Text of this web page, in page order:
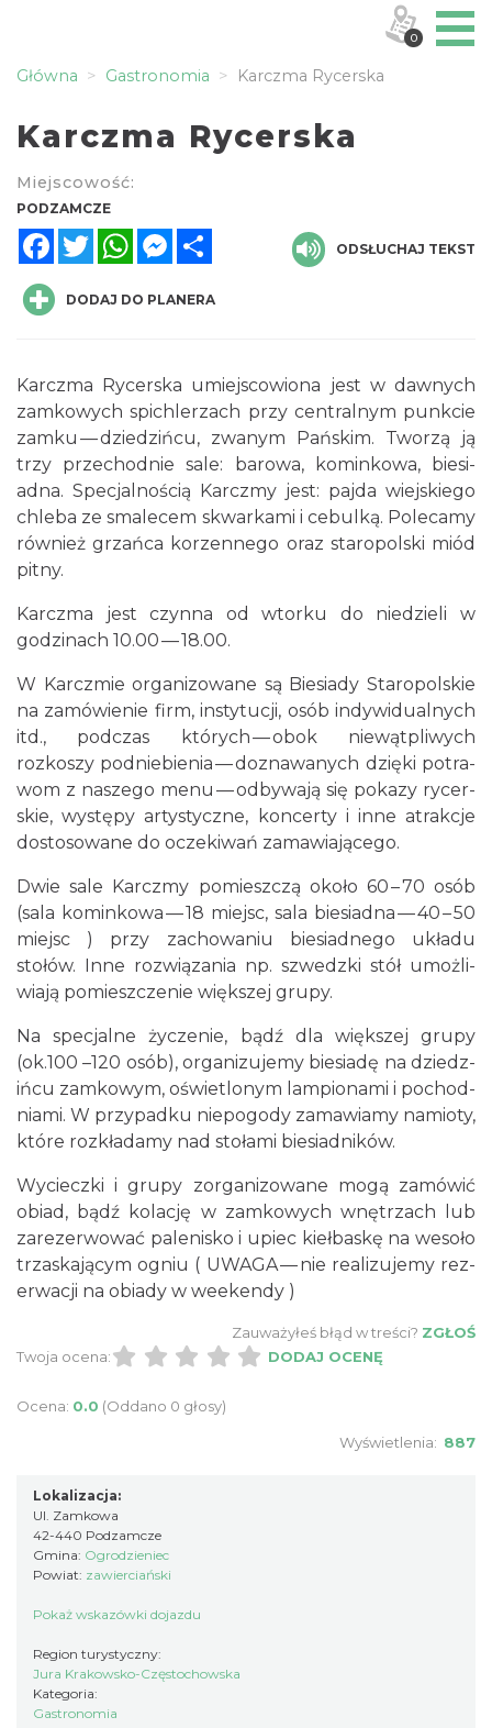
Główna Gastronomia Karczma Rycerska
Karczma Rycerska
Miejscowość:
PODZAMCZE
FacebookTwitterWhatsAppMessenger
ODSŁUCHAJ TEKST
DODAJ DO PLANERA
Kar­czma Ryc­er­ska umiejs­cowiona jest w dawnych
zamkowych spich­lerzach przy cen­tral­nym punkcie
zamku — dziedz­ińcu, zwanym Pańskim. Tworzą ją
trzy prze­chod­nie sale: barowa, kominkowa, biesi­
adna. Spec­jal­noś­cią Kar­czmy jest: pajda wiejskiego
chleba ze smale­cem skwarkami i cebulką. Pole­camy
również grza­ńca korzen­nego oraz staropol­ski miód
pitny.
Kar­czma jest czynna od wtorku do niedzieli w
godz­i­nach 10.00 — 18.00.
W Kar­czmie orga­ni­zowane są Biesi­ady Staropol­skie
na zamówie­nie firm, insty­tucji, osób indy­wid­u­al­nych
itd., pod­czas których — obok niewąt­pli­wych
rozkoszy pod­niebi­enia — doz­nawanych dzięki potra­
wom z naszego menu — odby­wają się pokazy ryc­er­
skie, wys­tępy artysty­czne, kon­certy i inne atrakcje
dos­tosowane do oczeki­wań zamawiającego.
Dwie sale Kar­czmy pomieszczą około 60 – 70 osób
(sala kominkowa — 18 miejsc, sala biesi­adna — 40 – 50
miejsc ) przy zachowa­niu biesi­ad­nego układu
stołów. Inne rozwiąza­nia np. szwedzki stół umożli­
wiają pomieszcze­nie więk­szej grupy.
Na spec­jalne życze­nie, bądź dla więk­szej grupy
(ok.100 –120 osób), orga­nizu­jemy biesi­adę na dziedz­
ińcu zamkowym, oświ­et­lonym lam­pi­onami i pochod­
ni­ami. W przy­padku nie­pogody zamaw­iamy namioty,
które rozkładamy nad stołami biesiadników.
Wycieczki i grupy zor­ga­ni­zowane mogą zamówić
obiad, bądź kolację w zamkowych wnętrzach lub
zarez­er­wować palenisko i upiec kiełbaskę na wesoło
trza­ska­ją­cym ogniu ( UWAGA — nie real­izu­jemy rez­
erwacji na obi­ady w weekendy )
Zauważyłeś błąd w treści? ZGŁOŚ
Twoja ocena:
DODAJ OCENĘ
Ocena: 0.0 (Oddano 0 głosy)
Wyświetlenia: 887
Lokalizacja:
Ul. Zamkowa
42-440 Podzamcze
Gmina: Ogrodzieniec
Powiat: zawierciański
Pokaż wskazówki dojazdu
Region turystyczny:
Jura Krakowsko-Częstochowska
Kategoria:
Gastronomia
0